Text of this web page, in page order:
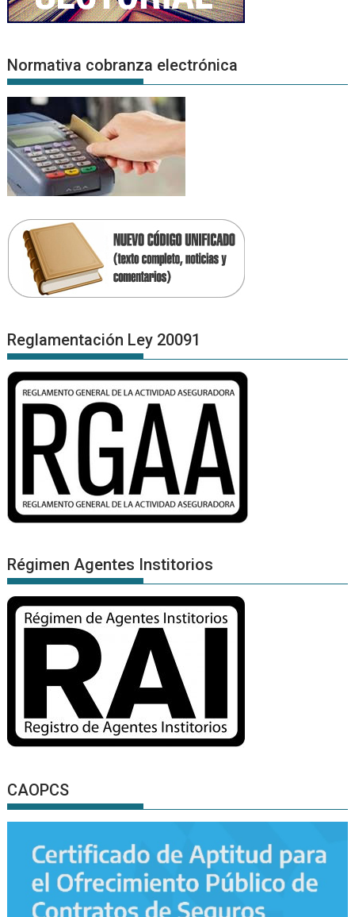
Normativa cobranza electrónica
Reglamentación Ley 20091
Régimen Agentes Institorios
CAOPCS